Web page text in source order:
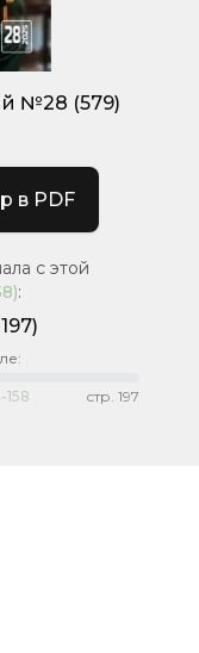
№28 (579)
в PDF
с этой
):
158 стр. 197